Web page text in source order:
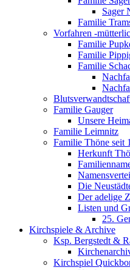
Sager
Familie
Vorfahren -
Familie
Familie
Familie
Familie Gauger
Unsere
Familie Leimnitz
Familie Thöne seit
Herkunft
Die
Der adelige
Listen und
25.
Kirchspiele & Archive
Ksp. Bergstedt &
Kirchspiel